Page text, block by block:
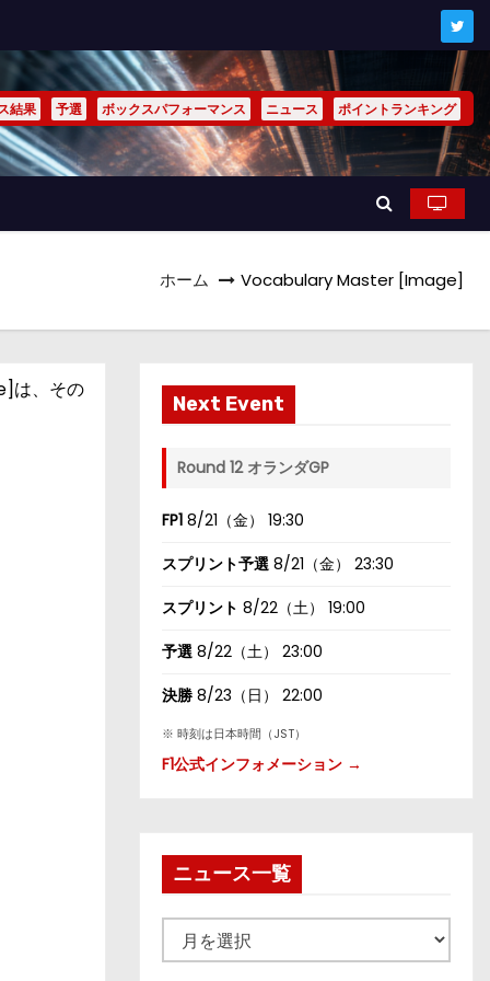
結果 予選 ボックスパフォーマンス ニュース ポイントランキング
ホーム Vocabulary Master [Image]
は、その
Next Event
Round 12 オランダGP
FP1 8/21（金） 19:30
スプリント予選 8/21（金） 23:30
スプリント 8/22（土） 19:00
予選 8/22（土） 23:00
決勝 8/23（日） 22:00
※ 時刻は日本時間（JST）
F1公式インフォメーション →
ニュース一覧
ュ